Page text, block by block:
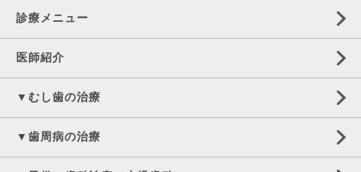
診療メニュー
医師紹介
▼むし歯の治療
▼歯周病の治療